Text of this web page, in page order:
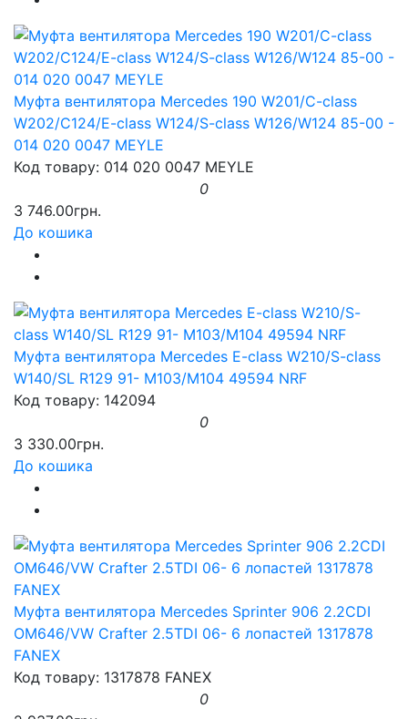
Муфта вентилятора Mercedes 190 W201/C-class
W202/C124/E-class W124/S-class W126/W124 85-00 -
014 020 0047 MEYLE
Код товару: 014 020 0047 MEYLE
0
3 746.00грн.
До кошика
Муфта вентилятора Mercedes E-class W210/S-class
W140/SL R129 91- M103/M104 49594 NRF
Код товару: 142094
0
3 330.00грн.
До кошика
Муфта вентилятора Mercedes Sprinter 906 2.2CDI
OM646/VW Crafter 2.5TDI 06- 6 лопастей 1317878
FANEX
Код товару: 1317878 FANEX
0